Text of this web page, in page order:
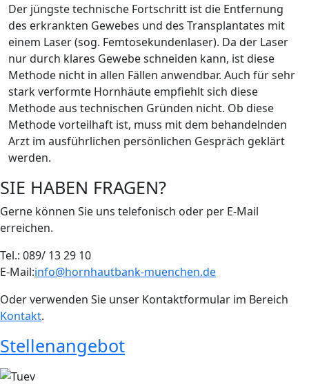
Der jüngste technische Fortschritt ist die Entfernung
des erkrankten Gewebes und des Transplantates mit
einem Laser (sog. Femtosekundenlaser). Da der Laser
nur durch klares Gewebe schneiden kann, ist diese
Methode nicht in allen Fällen anwendbar. Auch für sehr
stark verformte Hornhäute empfiehlt sich diese
Methode aus technischen Gründen nicht. Ob diese
Methode vorteilhaft ist, muss mit dem behandelnden
Arzt im ausführlichen persönlichen Gespräch geklärt
werden.
SIE HABEN FRAGEN?
Gerne können Sie uns telefonisch oder per E-Mail
erreichen.
Tel.: 089/ 13 29 10
E-Mail:info@hornhautbank-muenchen.de
Oder verwenden Sie unser Kontaktformular im Bereich
Kontakt.
Stellenangebot